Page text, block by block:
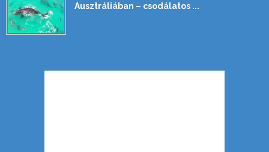
Ausztráliában – csodálatos ...